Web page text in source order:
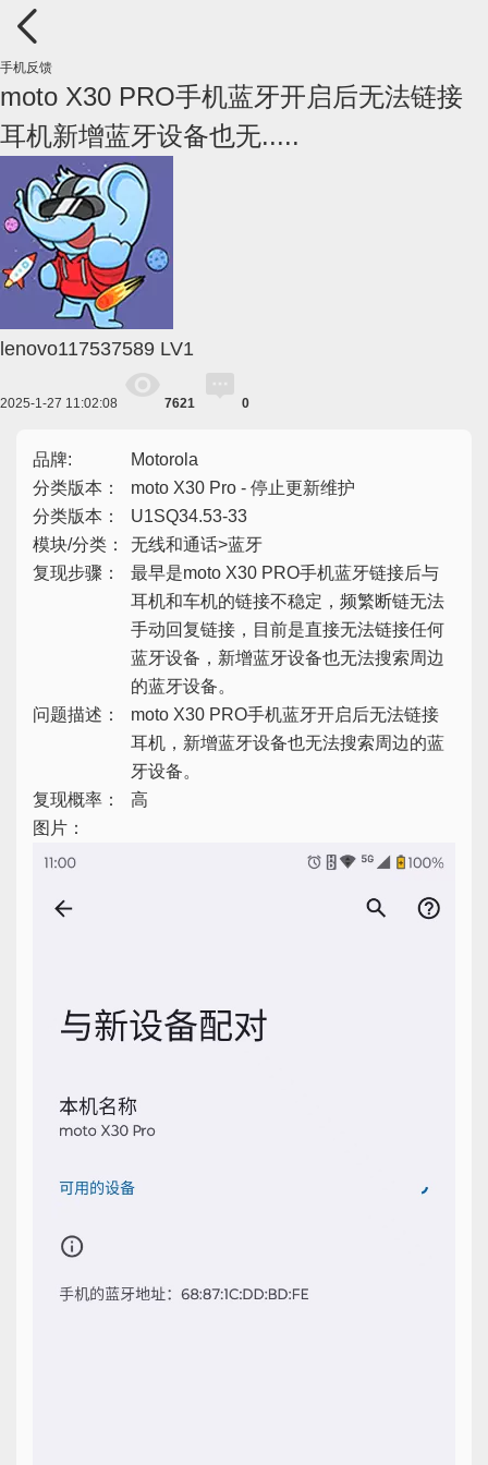
手机反馈
moto X30 PRO手机蓝牙开启后无法链接
耳机新增蓝牙设备也无.....
lenovo117537589 LV1
2025-1-27 11:02:08 7621 0
品牌:
Motorola
分类版本：
moto X30 Pro - 停止更新维护
分类版本：
U1SQ34.53-33
模块/分类：
无线和通话>蓝牙
复现步骤：
最早是moto X30 PRO手机蓝牙链接后与
耳机和车机的链接不稳定，频繁断链无法
手动回复链接，目前是直接无法链接任何
蓝牙设备，新增蓝牙设备也无法搜索周边
的蓝牙设备。
问题描述：
moto X30 PRO手机蓝牙开启后无法链接
耳机，新增蓝牙设备也无法搜索周边的蓝
牙设备。
复现概率：
高
图片：